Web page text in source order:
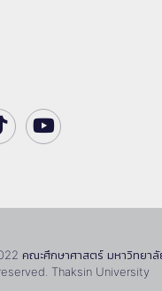
คณะศึกษาศาสตร์ มหาวิทยา
Thaksin University